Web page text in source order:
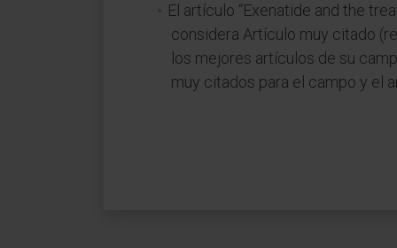
El artículo “Exenatide and the
considera Artículo muy citado
los mejores artículos de su
muy citados para el campo y el